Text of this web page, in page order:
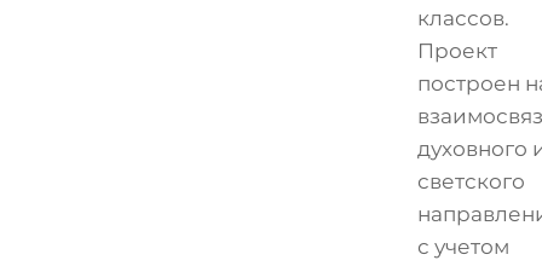
классов.
Проект
построен
духовного
светского
с учетом